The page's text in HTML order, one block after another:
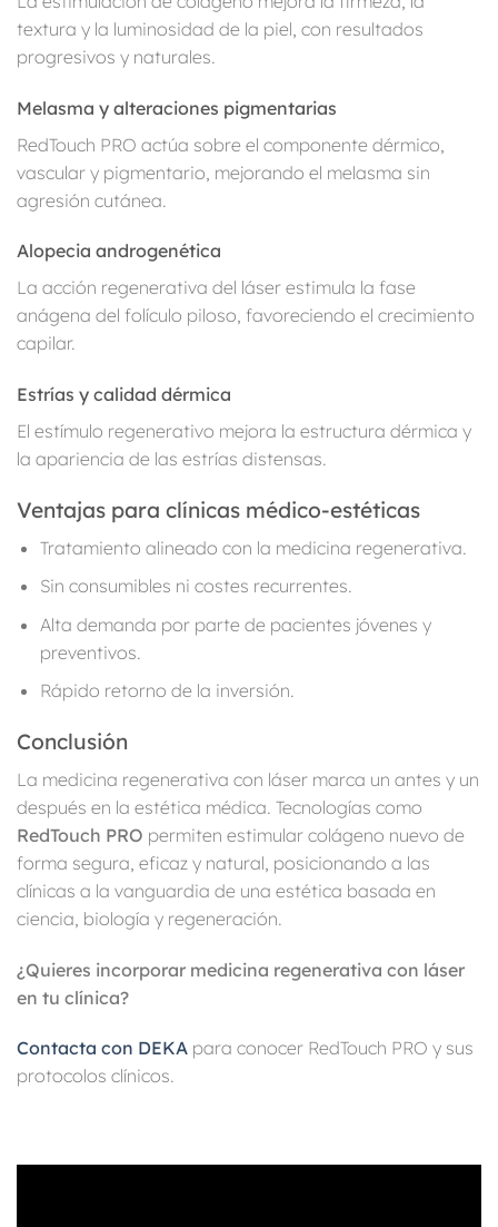
textura y la luminosidad de la piel, con resultados
progresivos y naturales.
Melasma y alteraciones pigmentarias
RedTouch PRO actúa sobre el componente dérmico,
vascular y pigmentario, mejorando el melasma sin
agresión cutánea.
Alopecia androgenética
La acción regenerativa del láser estimula la fase
anágena del folículo piloso, favoreciendo el crecimiento
capilar.
Estrías y calidad dérmica
El estímulo regenerativo mejora la estructura dérmica y
la apariencia de las estrías distensas.
Ventajas para clínicas médico-estéticas
Tratamiento alineado con la medicina regenerativa.
Sin consumibles ni costes recurrentes.
Alta demanda por parte de pacientes jóvenes y
preventivos.
Rápido retorno de la inversión.
Conclusión
La medicina regenerativa con láser marca un antes y un
después en la estética médica. Tecnologías como
RedTouch PRO permiten estimular colágeno nuevo de
forma segura, eficaz y natural, posicionando a las
clínicas a la vanguardia de una estética basada en
ciencia, biología y regeneración.
¿Quieres incorporar medicina regenerativa con láser
en tu clínica?
Contacta con DEKA para conocer RedTouch PRO y sus
protocolos clínicos.